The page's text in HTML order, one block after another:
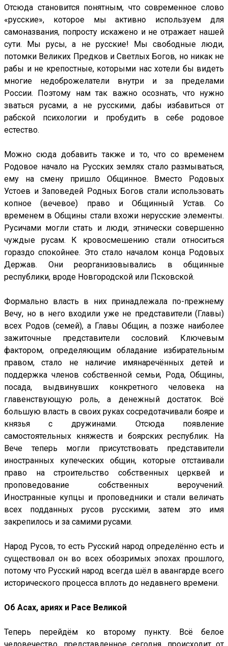
Отсюда становится понятным, что современное слово
«русские», которое мы активно используем для
самоназвания, попросту искажено и не отражает нашей
сути. Мы русы, а не русские! Мы свободные люди,
потомки Великих Предков и Светлых Богов, но никак не
рабы и не крепостные, которыми нас хотели бы видеть
многие недоброжелатели внутри и за пределами
России. Поэтому нам так важно осознать, что нужно
зваться русами, а не русскими, дабы избавиться от
рабской психологии и пробудить в себе родовое
естество.
Можно сюда добавить также и то, что со временем
Родовое начало на Русских землях стало размываться,
ему на смену пришло Общинное. Вместо Родовых
Устоев и Заповедей Родных Богов стали использовать
копное (вечевое) право и Общинный Устав. Со
временем в Общины стали вхожи нерусские элементы.
Русичами могли стать и люди, этнически совершенно
чуждые русам. К кровосмешению стали относиться
гораздо спокойнее. Это стало началом конца Родовых
Держав. Они реорганизовывались в общинные
республики, вроде Новгородской или Псковской.
Формально власть в них принадлежала по-прежнему
Вечу, но в него входили уже не представители (Главы)
всех Родов (семей), а Главы Общин, а позже наиболее
зажиточные представители сословий. Ключевым
фактором, определяющим обладание избирательным
правом, стало не наличие имянаречённых детей и
поддержка членов собственной семьи, Рода, Общины,
посада, выдвинувших конкретного человека на
главенствующую роль, а денежный достаток. Всё
большую власть в своих руках сосредотачивали бояре и
князья с дружинами. Отсюда появление
самостоятельных княжеств и боярских республик. На
Вече теперь могли присутствовать представители
иностранных купеческих общин, которые отстаивали
право на строительство собственных церквей и
проповедование собственных вероучений.
Иностранные купцы и проповедники и стали величать
всех подданных русов русскими, затем это имя
закрепилось и за самими русами.
Народ Русов, то есть Русский народ определённо есть и
существовал он во всех обозримых эпохах прошлого,
потому что Русский народ всегда шёл в авангарде всего
исторического процесса вплоть до недавнего времени.
Об Асах, ариях и Расе Великой
Теперь перейдём ко второму пункту. Всё белое